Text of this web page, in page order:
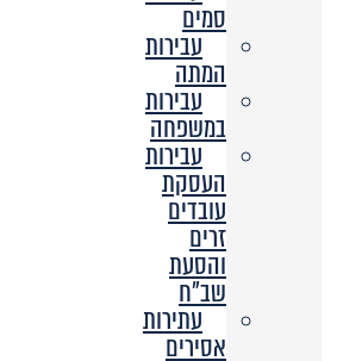
סמים
עבירות
המתה
עבירות
במשפחה
עבירות
העסקת
עובדים
זרים
והסעת
שב”ח
עתירות
אסירים